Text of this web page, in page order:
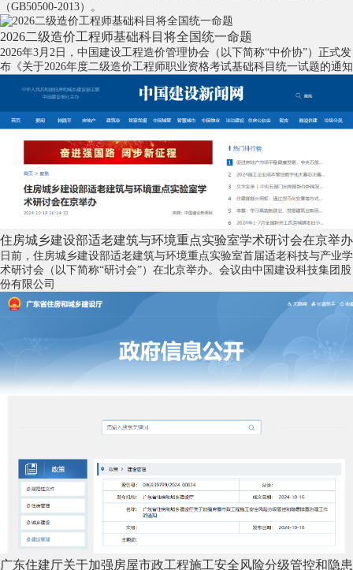
（GB50500-2013）。
2026二级造价工程师基础科目将全国统一命题
2026年3月2日，中国建设工程造价管理协会（以下简称“中价协”）正式发
布《关于2026年度二级造价工程师职业资格考试基础科目统一试题的通知
住房城乡建设部适老建筑与环境重点实验室学术研讨会在京举办
日前，住房城乡建设部适老建筑与环境重点实验室首届适老科技与产业学
术研讨会（以下简称“研讨会”）在北京举办。会议由中国建设科技集团股
份有限公司
广东住建厅关于加强房屋市政工程施工安全风险分级管控和隐患